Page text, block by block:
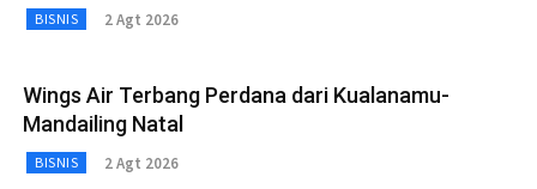
BISNIS 2 Agt 2026
Wings Air Terbang Perdana dari Kualanamu-
Mandailing Natal
BISNIS 2 Agt 2026